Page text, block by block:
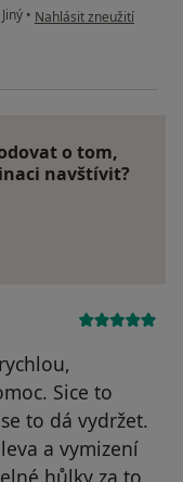
Jiný • podle názoru uživatele
Nahlásit zneužití
o tom,
navštívit?
Sice to
to dá vydržet.
a vymizení
hůlky za to